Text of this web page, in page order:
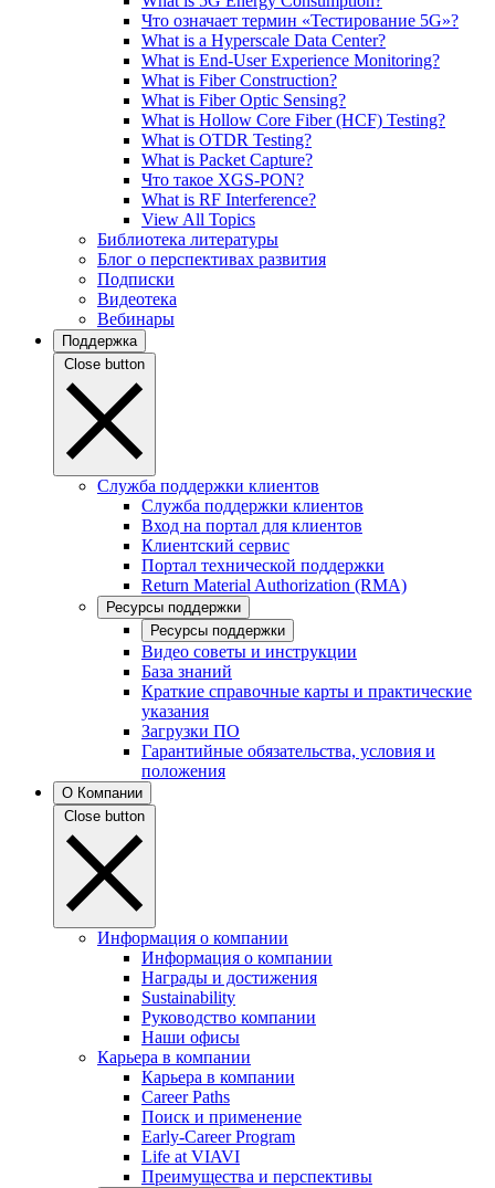
Что означает термин «Тестирование 5G»?
What is a Hyperscale Data Center?
What is End-User Experience Monitoring?
What is Fiber Construction?
What is Fiber Optic Sensing?
What is Hollow Core Fiber (HCF) Testing?
What is OTDR Testing?
What is Packet Capture?
Что такое XGS-PON?
What is RF Interference?
View All Topics
Библиотека литературы
Блог о перспективах развития
Подписки
Видеотека
Вебинары
Поддержка
Close button
Служба поддержки клиентов
Служба поддержки клиентов
Вход на портал для клиентов
Клиентский сервис
Портал технической поддержки
Return Material Authorization (RMA)
Ресурсы поддержки
Ресурсы поддержки
Видео советы и инструкции
База знаний
Краткие справочные карты и практические
указания
Загрузки ПО
Гарантийные обязательства, условия и
положения
О Компании
Close button
Информация о компании
Информация о компании
Награды и достижения
Sustainability
Руководство компании
Наши офисы
Карьера в компании
Карьера в компании
Career Paths
Поиск и применение
Early-Career Program
Life at VIAVI
Преимущества и перспективы